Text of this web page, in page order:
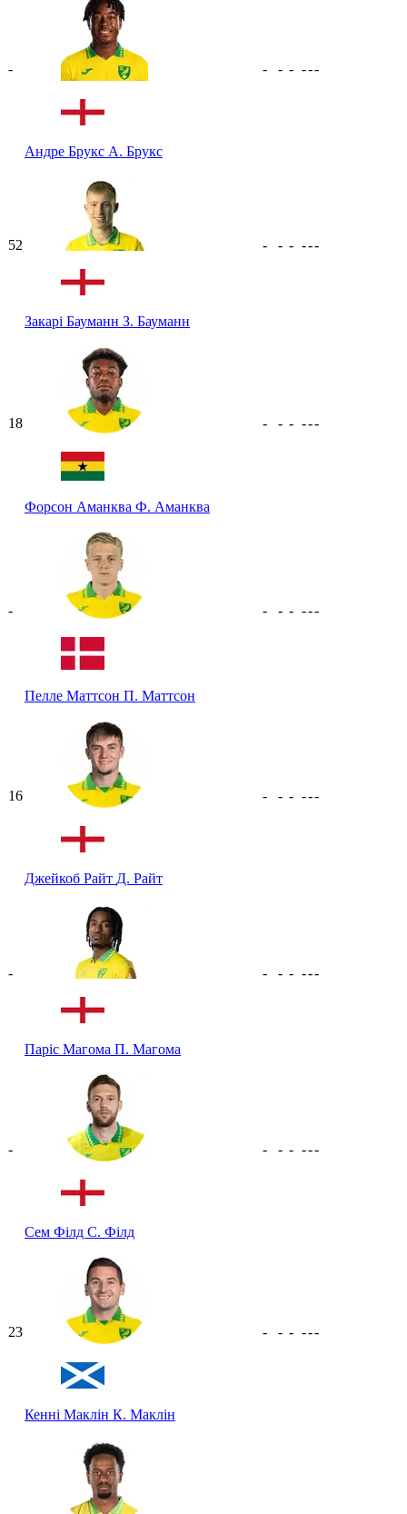
-
Андре Брукс А. Брукс
- - - ---
52
Закарі Бауманн З. Бауманн
- - - ---
18
Форсон Аманква Ф. Аманква
- - - ---
-
Пелле Маттсон П. Маттсон
- - - ---
16
Джейкоб Райт Д. Райт
- - - ---
-
Паріс Магома П. Магома
- - - ---
-
Сем Філд С. Філд
- - - ---
23
Кенні Маклін К. Маклін
- - - ---